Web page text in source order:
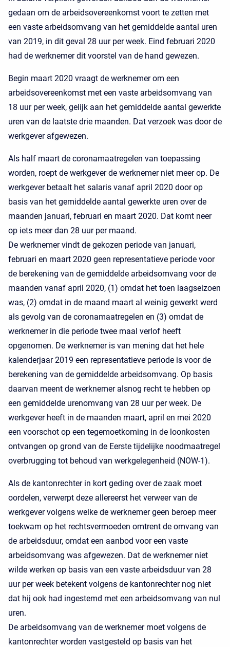
gedaan om de arbeidsovereenkomst voort te zetten met
een vaste arbeidsomvang van het gemiddelde aantal uren
van 2019, in dit geval 28 uur per week. Eind februari 2020
had de werknemer dit voorstel van de hand gewezen.
Begin maart 2020 vraagt de werknemer om een
arbeidsovereenkomst met een vaste arbeidsomvang van
18 uur per week, gelijk aan het gemiddelde aantal gewerkte
uren van de laatste drie maanden. Dat verzoek was door de
werkgever afgewezen.
Als half maart de coronamaatregelen van toepassing
worden, roept de werkgever de werknemer niet meer op. De
werkgever betaalt het salaris vanaf april 2020 door op
basis van het gemiddelde aantal gewerkte uren over de
maanden januari, februari en maart 2020. Dat komt neer
op iets meer dan 28 uur per maand.
De werknemer vindt de gekozen periode van januari,
februari en maart 2020 geen representatieve periode voor
de berekening van de gemiddelde arbeidsomvang voor de
maanden vanaf april 2020, (1) omdat het toen laagseizoen
was, (2) omdat in de maand maart al weinig gewerkt werd
als gevolg van de coronamaatregelen en (3) omdat de
werknemer in die periode twee maal verlof heeft
opgenomen. De werknemer is van mening dat het hele
kalenderjaar 2019 een representatieve periode is voor de
berekening van de gemiddelde arbeidsomvang. Op basis
daarvan meent de werknemer alsnog recht te hebben op
een gemiddelde urenomvang van 28 uur per week. De
werkgever heeft in de maanden maart, april en mei 2020
een voorschot op een tegemoetkoming in de loonkosten
ontvangen op grond van de Eerste tijdelijke noodmaatregel
overbrugging tot behoud van werkgelegenheid (NOW-1).
Als de kantonrechter in kort geding over de zaak moet
oordelen, verwerpt deze allereerst het verweer van de
werkgever volgens welke de werknemer geen beroep meer
toekwam op het rechtsvermoeden omtrent de omvang van
de arbeidsduur, omdat een aanbod voor een vaste
arbeidsomvang was afgewezen. Dat de werknemer niet
wilde werken op basis van een vaste arbeidsduur van 28
uur per week betekent volgens de kantonrechter nog niet
dat hij ook had ingestemd met een arbeidsomvang van nul
uren.
De arbeidsomvang van de werknemer moet volgens de
kantonrechter worden vastgesteld op basis van het